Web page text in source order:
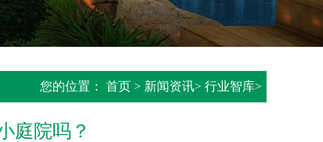
您的位置： 首页 > 新闻资讯> 行业智库>
庭院吗？